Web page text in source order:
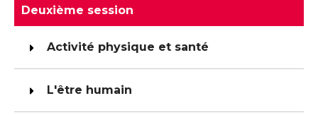
Deuxième session
Activité physique et santé
L'être humain